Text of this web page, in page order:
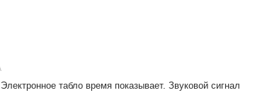
табло время показывает. Звуковой сигнал